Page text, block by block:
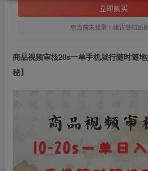
立即购买
您当前未登录！建议登陆后
商品视频审核20s一单手机就行随时随
秘】